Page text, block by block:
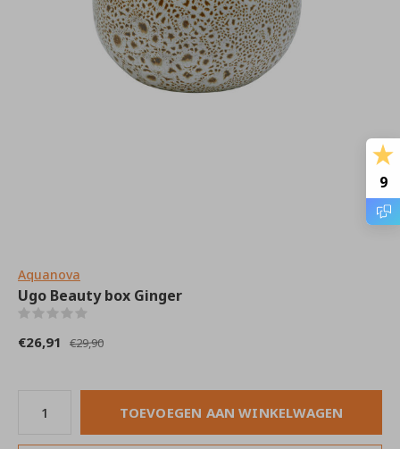
Aquanova
Ugo Beauty box Ginger
€26,91 €29,90
TOEVOEGEN AAN WINKELWAGEN
9